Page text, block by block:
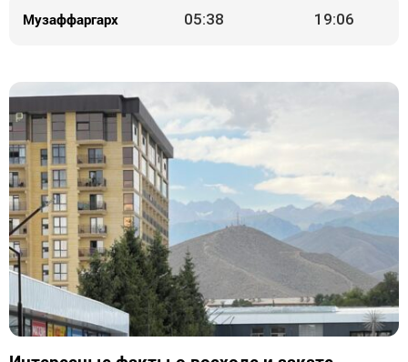
Музаффаргарх 05:38 19:06